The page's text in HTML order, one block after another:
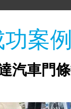
功案例
汽車門